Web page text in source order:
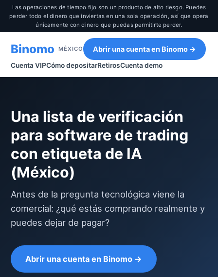
Las operaciones de tiempo fijo son un producto de alto riesgo. Puedes
perder todo el dinero que inviertas en una sola operación, así que opera
únicamente con dinero que puedas permitirte perder.
Binomo MÉXICO
Cuenta VIPCómo depositarRetirosCuenta demo
Abrir una cuenta en Binomo →
Una lista de verificación
para software de trading
con etiqueta de IA
(México)
Antes de la pregunta tecnológica viene la
comercial: ¿qué estás comprando realmente y
puedes dejar de pagar?
Abrir una cuenta en Binomo →